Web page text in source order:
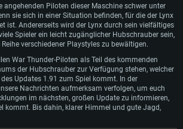
10/11 (64bit)
5 3600 oder besser
mehr
oder höher mit den neuesten Treibern: NVIDIA
/ AMD Radeon RX 570 oder höher
Sur 11.0 oder neuer
Xeon Prozessoren werden nicht unterstützt)
II oder höher mit Metal Support
64bit
mit den neuesten Treibern (nicht älter als 6
(Radeon RX 570) mit den neuesten Treibern
mit Vulkan Support
angehenden Piloten dieser Maschine schwer unter
sie sich in einer Situation befinden, für die der Lynx
ist. Andererseits wird der Lynx durch sein vielfältiges
Spieler ein leicht zugänglicher Hubschrauber sein,
verschiedener Playstyles zu bewältigen.
War Thunder-Piloten als Teil des kommenden
der Hubschrauber zur Verfügung stehen, welcher
Updates 1.91 zum Spiel kommt. In der
Nachrichten aufmerksam verfolgen, um euch
im nächsten, großen Update zu informieren,
kommt. Bis dahin, klarer Himmel und gute Jagd,